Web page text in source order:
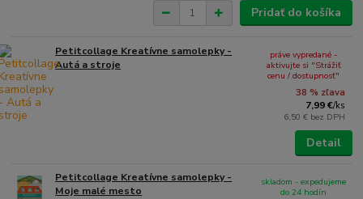
Pridať do košíka
Petitcollage Kreatívne samolepky -
Autá a stroje
38 % zľava
7,99 €/ks
6,50 € bez DPH
práve vypredané -
aktivujte si "Strážiť
cenu / dostupnosť"
Detail
Petitcollage Kreatívne samolepky -
Moje malé mesto
skladom - expedujeme
do 24 hodín